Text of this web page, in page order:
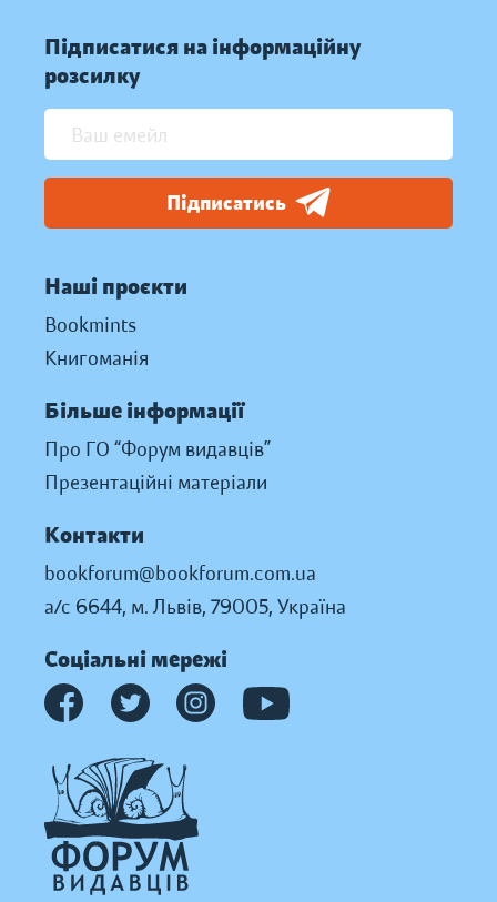
Підписатися на інформаційну
розсилку
Підписатись
Наші проєкти
Bookmints
Книгоманія
Більше інформації
Про ГО “Форум видавців”
Презентаційні матеріали
Контакти
bookforum@bookforum.com.ua
а/с 6644, м. Львів, 79005, Україна
Соціальні мережі